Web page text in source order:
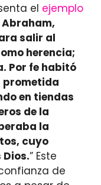
el ejemplo
Abraham,
salir al
herencia;
Por fe habitó
prometida
en tiendas
de la
la
cuyo
” Este
de